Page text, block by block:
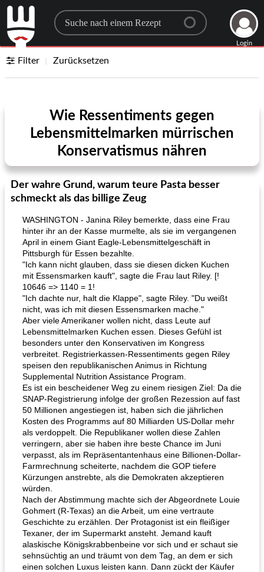
Search for a recipe
Login
Filter Zurücksetzen
Wie Ressentiments gegen
Lebensmittelmarken mürrischen
Konservatismus nähren
Der wahre Grund, warum teure Pasta besser
schmeckt als das billige Zeug
WASHINGTON - Janina Riley bemerkte, dass eine Frau
hinter ihr an der Kasse murmelte, als sie im vergangenen
April in einem Giant Eagle-Lebensmittelgeschäft in
Pittsburgh für Essen bezahlte.
"Ich kann nicht glauben, dass sie diesen dicken Kuchen
mit Essensmarken kauft", sagte die Frau laut Riley. [!
10646 => 1140 = 1!
"Ich dachte nur, halt die Klappe", sagte Riley. "Du weißt
nicht, was ich mit diesen Essensmarken mache."
Aber viele Amerikaner wollen nicht, dass Leute auf
Lebensmittelmarken Kuchen essen. Dieses Gefühl ist
besonders unter den Konservativen im Kongress
verbreitet. Registrierkassen-Ressentiments gegen Riley
speisen den republikanischen Animus in Richtung
Supplemental Nutrition Assistance Program.
Es ist ein bescheidener Weg zu einem riesigen Ziel: Da die
SNAP-Registrierung infolge der großen Rezession auf fast
50 Millionen angestiegen ist, haben sich die jährlichen
Kosten des Programms auf 80 Milliarden US-Dollar mehr
als verdoppelt. Die Republikaner wollen diese Zahlen
verringern, aber sie haben ihre beste Chance im Juni
verpasst, als im Repräsentantenhaus eine Billionen-Dollar-
Farmrechnung scheiterte, nachdem die GOP tiefere
Kürzungen anstrebte, als die Demokraten akzeptieren
würden.
Nach der Abstimmung machte sich der Abgeordnete Louie
Gohmert (R-Texas) an die Arbeit, um eine vertraute
Geschichte zu erzählen. Der Protagonist ist ein fleißiger
Texaner, der im Supermarkt ansteht. Jemand kauft
alaskische Königskrabbenbeine vor sich und er schaut sie
sehnsüchtig an und träumt von dem Tag, an dem er sich
einen solchen Luxus leisten kann. Dann zückt der Käufer